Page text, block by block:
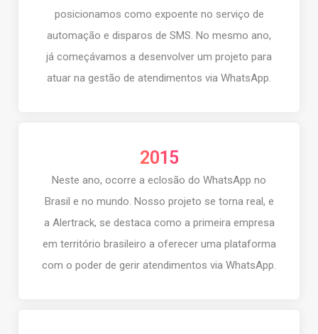
posicionamos como expoente no serviço de
automação e disparos de SMS. No mesmo ano,
já começávamos a desenvolver um projeto para
atuar na gestão de atendimentos via WhatsApp.
2015
Neste ano, ocorre a eclosão do WhatsApp no
Brasil e no mundo. Nosso projeto se torna real, e
a Alertrack, se destaca como a primeira empresa
em território brasileiro a oferecer uma plataforma
com o poder de gerir atendimentos via WhatsApp.